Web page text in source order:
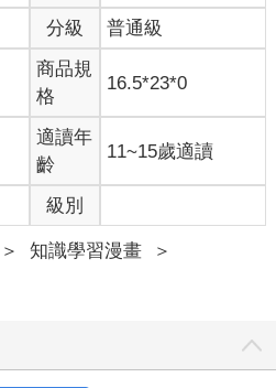
分級 普通級
商品規
格
16.5*23*0
適讀年
齡
11~15歲適讀
級別
＞ 知識學習漫畫
＞